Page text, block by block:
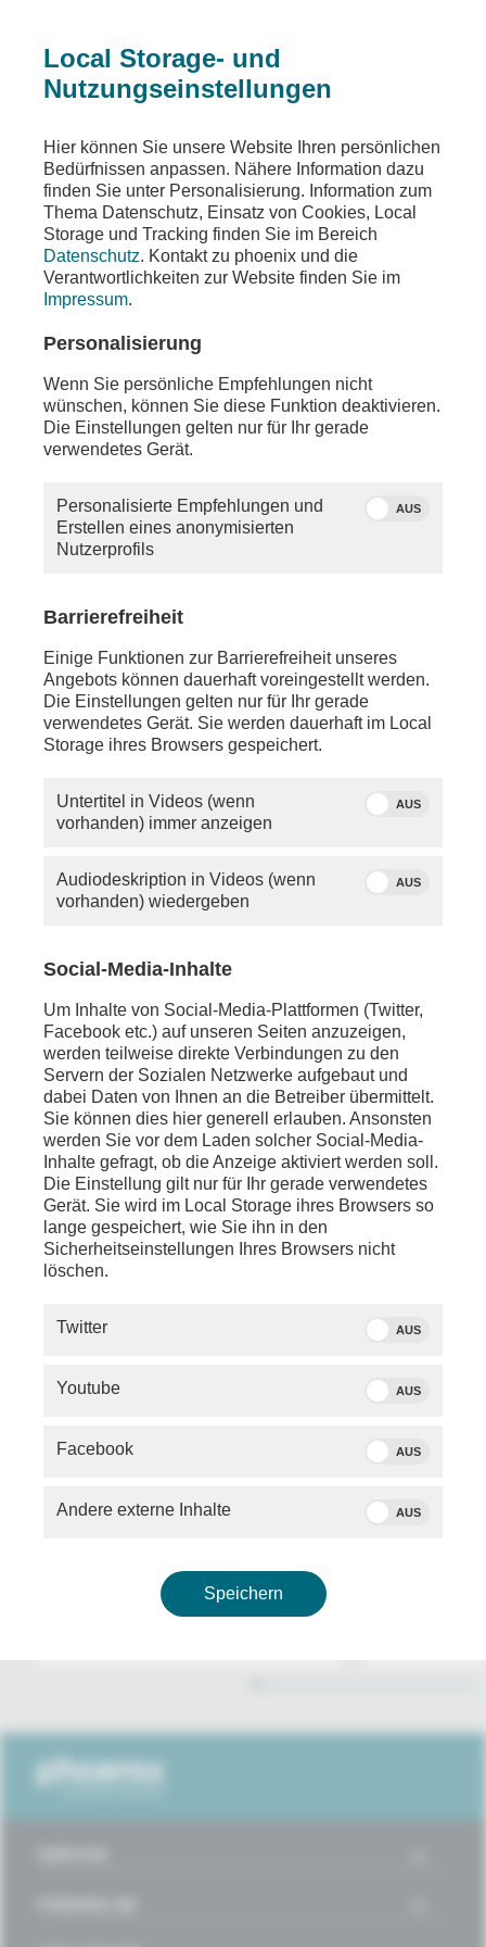
Campervan - Roadtrip nach
Schottland
Film von Tanja Höschele und Maike Tschorn, HR
2022
Das Eilean Donan Castle im
schottischen Hochland.
Quelle: colourbox.de
glitzernde Seen - die Landschaft Schottlands ist
atemberaubend. Die anvisierte Route der beiden
Filmemacherinnen Maike Tschorn und Tanja
hoch nach Skye.
Schottland herrscht Linksverkehr und das wird bei
Außerdem haben sich beide fest vorgenommen, eine
Nacht wildzelten zu gehen. Denn das ist in
Schottland unter bestimmten Bedingungen erlaubt.
Außerdem treffen sie wieder auf zahlreiche
Menschen, die entweder schon immer an der
Westküste Schottlands leben oder sich ganz bewusst
für ein Leben in dieser wunderschönen Region im
Nordwesten entschieden haben. Eine Reise voller
spannender Eindrücke, einzigartiger Ausblicke und
unvergesslicher Erlebnisse.
Sendehinweis: 14.05.2026, 17:45 Uhr
DOKUMENTATIONEN
Meister der Apokalypse
Local Storage- und
Nutzungseinstellungen
Hier können Sie unsere Website Ihren persönlichen
Bedürfnissen anpassen. Nähere Information dazu
finden Sie unter Personalisierung. Information zum
Thema Datenschutz, Einsatz von Cookies, Local
Storage und Tracking finden Sie im Bereich
Datenschutz. Kontakt zu phoenix und die
Verantwortlichkeiten zur Website finden Sie im
Impressum.
Personalisierung
Wenn Sie persönliche Empfehlungen nicht
wünschen, können Sie diese Funktion deaktivieren.
Die Einstellungen gelten nur für Ihr gerade
verwendetes Gerät.
Personalisierte Empfehlungen und
Erstellen eines anonymisierten
Nutzerprofils
AUS
Barrierefreiheit
Einige Funktionen zur Barrierefreiheit unseres
Angebots können dauerhaft voreingestellt werden.
Die Einstellungen gelten nur für Ihr gerade
verwendetes Gerät. Sie werden dauerhaft im Local
Storage ihres Browsers gespeichert.
Untertitel in Videos (wenn
vorhanden) immer anzeigen
AUS
Audiodeskription in Videos (wenn
vorhanden) wiedergeben
AUS
Social-Media-Inhalte
Um Inhalte von Social-Media-Plattformen (Twitter,
Facebook etc.) auf unseren Seiten anzuzeigen,
werden teilweise direkte Verbindungen zu den
Servern der Sozialen Netzwerke aufgebaut und
dabei Daten von Ihnen an die Betreiber übermittelt.
Sie können dies hier generell erlauben. Ansonsten
werden Sie vor dem Laden solcher Social-Media-
Inhalte gefragt, ob die Anzeige aktiviert werden soll.
Die Einstellung gilt nur für Ihr gerade verwendetes
Gerät. Sie wird im Local Storage ihres Browsers so
lange gespeichert, wie Sie ihn in den
Sicherheitseinstellungen Ihres Browsers nicht
löschen.
Twitter AUS
Youtube AUS
Facebook AUS
Andere externe Inhalte AUS
Speichern